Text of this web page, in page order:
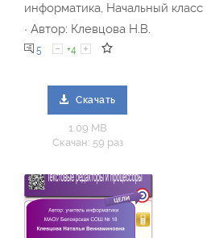
информатика, Начальный класс
· Автор: Клевцова Н.В.
5 +4
Скачать
1.09 MB
Скачан: 59 раз